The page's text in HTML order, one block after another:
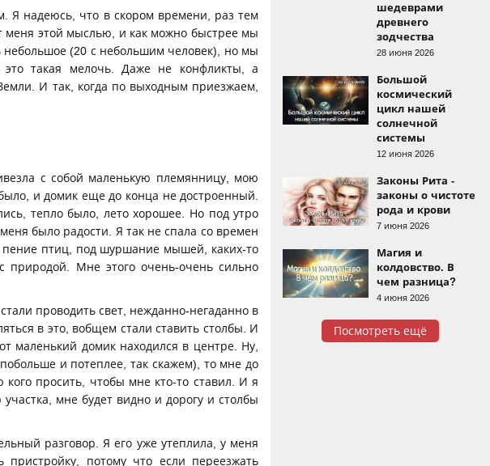
Я надеюсь, что в скором времени, раз тем
меня этой мыслью, и как можно быстрее мы
небольшое (20 с небольшим человек), но мы
такая мелочь. Даже не конфликты, а
И так, когда по выходным приезжаем,
с собой маленькую племянницу, мою
и домик еще до конца не достроенный.
тепло было, лето хорошее. Но под утро
было радости. Я так не спала со времен
пение птиц, под шуршание мышей, каких-то
природой. Мне этого очень-очень сильно
проводить свет, нежданно-негаданно в
в это, вобщем стали ставить столбы. И
маленький домик находился в центре. Ну,
и потеплее, так скажем), то мне до
просить, чтобы мне кто-то ставил. И я
мне будет видно и дорогу и столбы
разговор. Я его уже утеплила, у меня
потому что если переезжать
шедеврами
древнего
зодчества
28 июня 2026
Большой
космический
цикл нашей
солнечной
системы
12 июня 2026
Законы Рита -
законы о чистоте
рода и крови
7 июня 2026
Магия и
колдовство. В
чем разница?
4 июня 2026
Посмотреть ещё